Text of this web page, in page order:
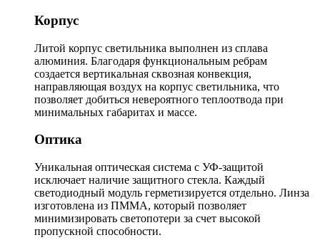
Корпус
Литой корпус светильника выполнен из сплава
алюминия. Благодаря функциональным ребрам
создается вертикальная сквозная конвекция,
направляющая воздух на корпус светильника, что
позволяет добиться невероятного теплоотвода при
минимальных габаритах и массе.
Оптика
Уникальная оптическая система с УФ-защитой
исключает наличие защитного стекла. Каждый
светодиодный модуль герметизируется отдельно. Линза
изготовлена из ПММА, который позволяет
минимизировать светопотери за счет высокой
пропускной способности.